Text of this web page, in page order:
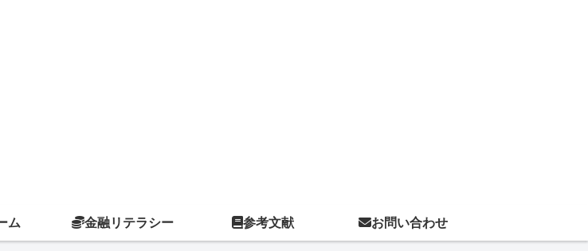
ム 金融リテラシー 参考文献 お問い合わせ